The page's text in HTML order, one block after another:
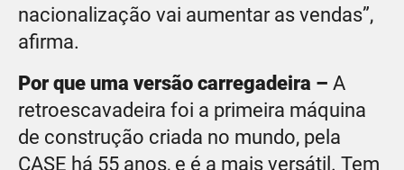
nacionalização vai aumentar as vendas”,
afirma.
Por que uma versão carregadeira – A
retroescavadeira foi a primeira máquina
de construção criada no mundo, pela
CASE há 55 anos, e é a mais versátil. Tem